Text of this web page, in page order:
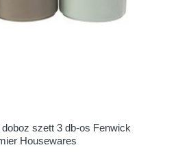
szett 3 db-os Fenwick
Housewares